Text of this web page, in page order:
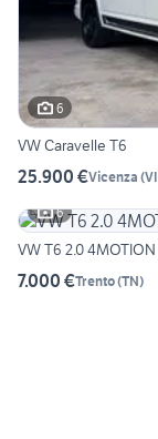
6
VW Caravelle T6
25.900 €Vicenza (VI
6
VW T6 2.0
7.000 €Trento(TN)